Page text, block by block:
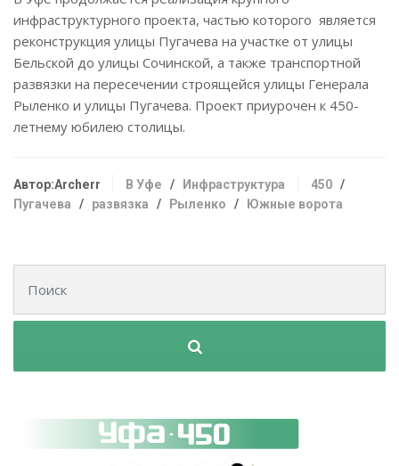
инфраструктурного проекта, частью которого является
реконструкция улицы Пугачева на участке от улицы
Бельской до улицы Сочинской, а также транспортной
развязки на пересечении строящейся улицы Генерала
Рыленко и улицы Пугачева. Проект приурочен к 450-
летнему юбилею столицы.
Автор:Archerr В Уфе / Инфраструктура 450/
Пугачева / развязка / Рыленко / Южные ворота